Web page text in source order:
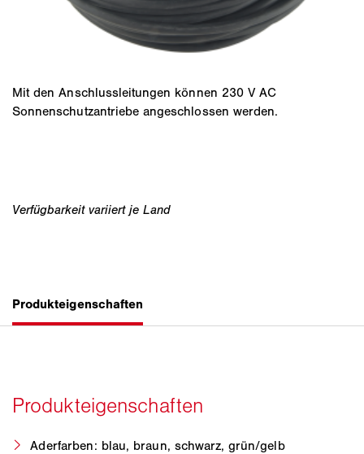
Mit den Anschlussleitungen können 230 V AC
Sonnenschutzantriebe angeschlossen werden.
Aderfarben: blau, braun, schwarz, grün/gelb